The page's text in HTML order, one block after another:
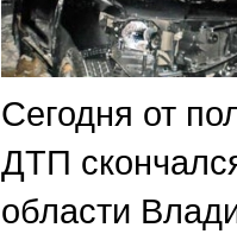
Сегодня от
ДТП
области